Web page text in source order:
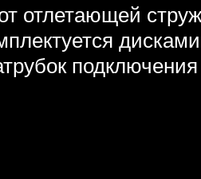
отлетающей